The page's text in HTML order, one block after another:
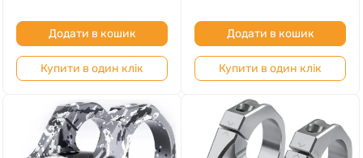
Додати в кошик
Купити в один клік
Додати в кошик
Купити в один клік